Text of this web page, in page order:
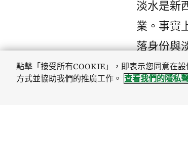
淡水是新
業。事實
落身份與
然而，新
廢水污染
點擊「接受所有COOKIE」，即表示您同意在
方式並協助我們的推廣工作。 查看我們的隱私